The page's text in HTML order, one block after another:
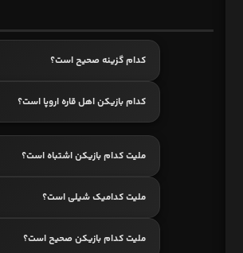
کدام گزینه صحیح است؟
کدام بازیکن اهل قاره اروپا است؟
ملیت کدام بازیکن اشتباه است؟
ملیت کدامیک شیلی است؟
ملیت کدام بازیکن صحیح است؟